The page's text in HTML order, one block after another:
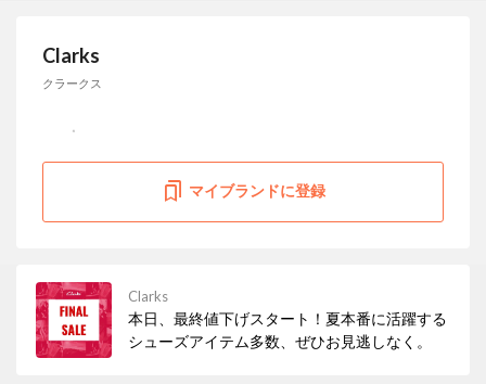
Clarks
クラークス
マイブランドに登録
Clarks
本日、最終値下げスタート！夏本番に活躍する
シューズアイテム多数、ぜひお見逃しなく。